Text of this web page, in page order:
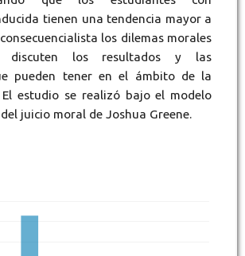
tienen una tendencia mayor a
los dilemas morales
discuten los resultados y las
pueden tener en el ámbito de la
El estudio se realizó bajo el modelo
juicio moral de Joshua Greene.